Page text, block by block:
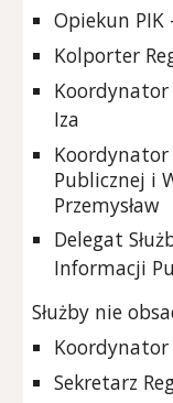
Opiekun PIK
Kolporter
Koordynator
Iza
Koordynator
Publicznej i
Przemysław
Delegat
Informacji
Służby nie
Koordynator
Sekretarz